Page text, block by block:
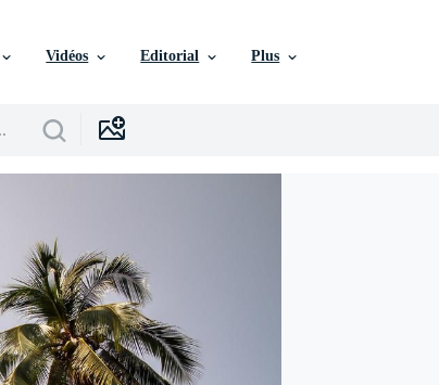
Vidéos Editorial Plus